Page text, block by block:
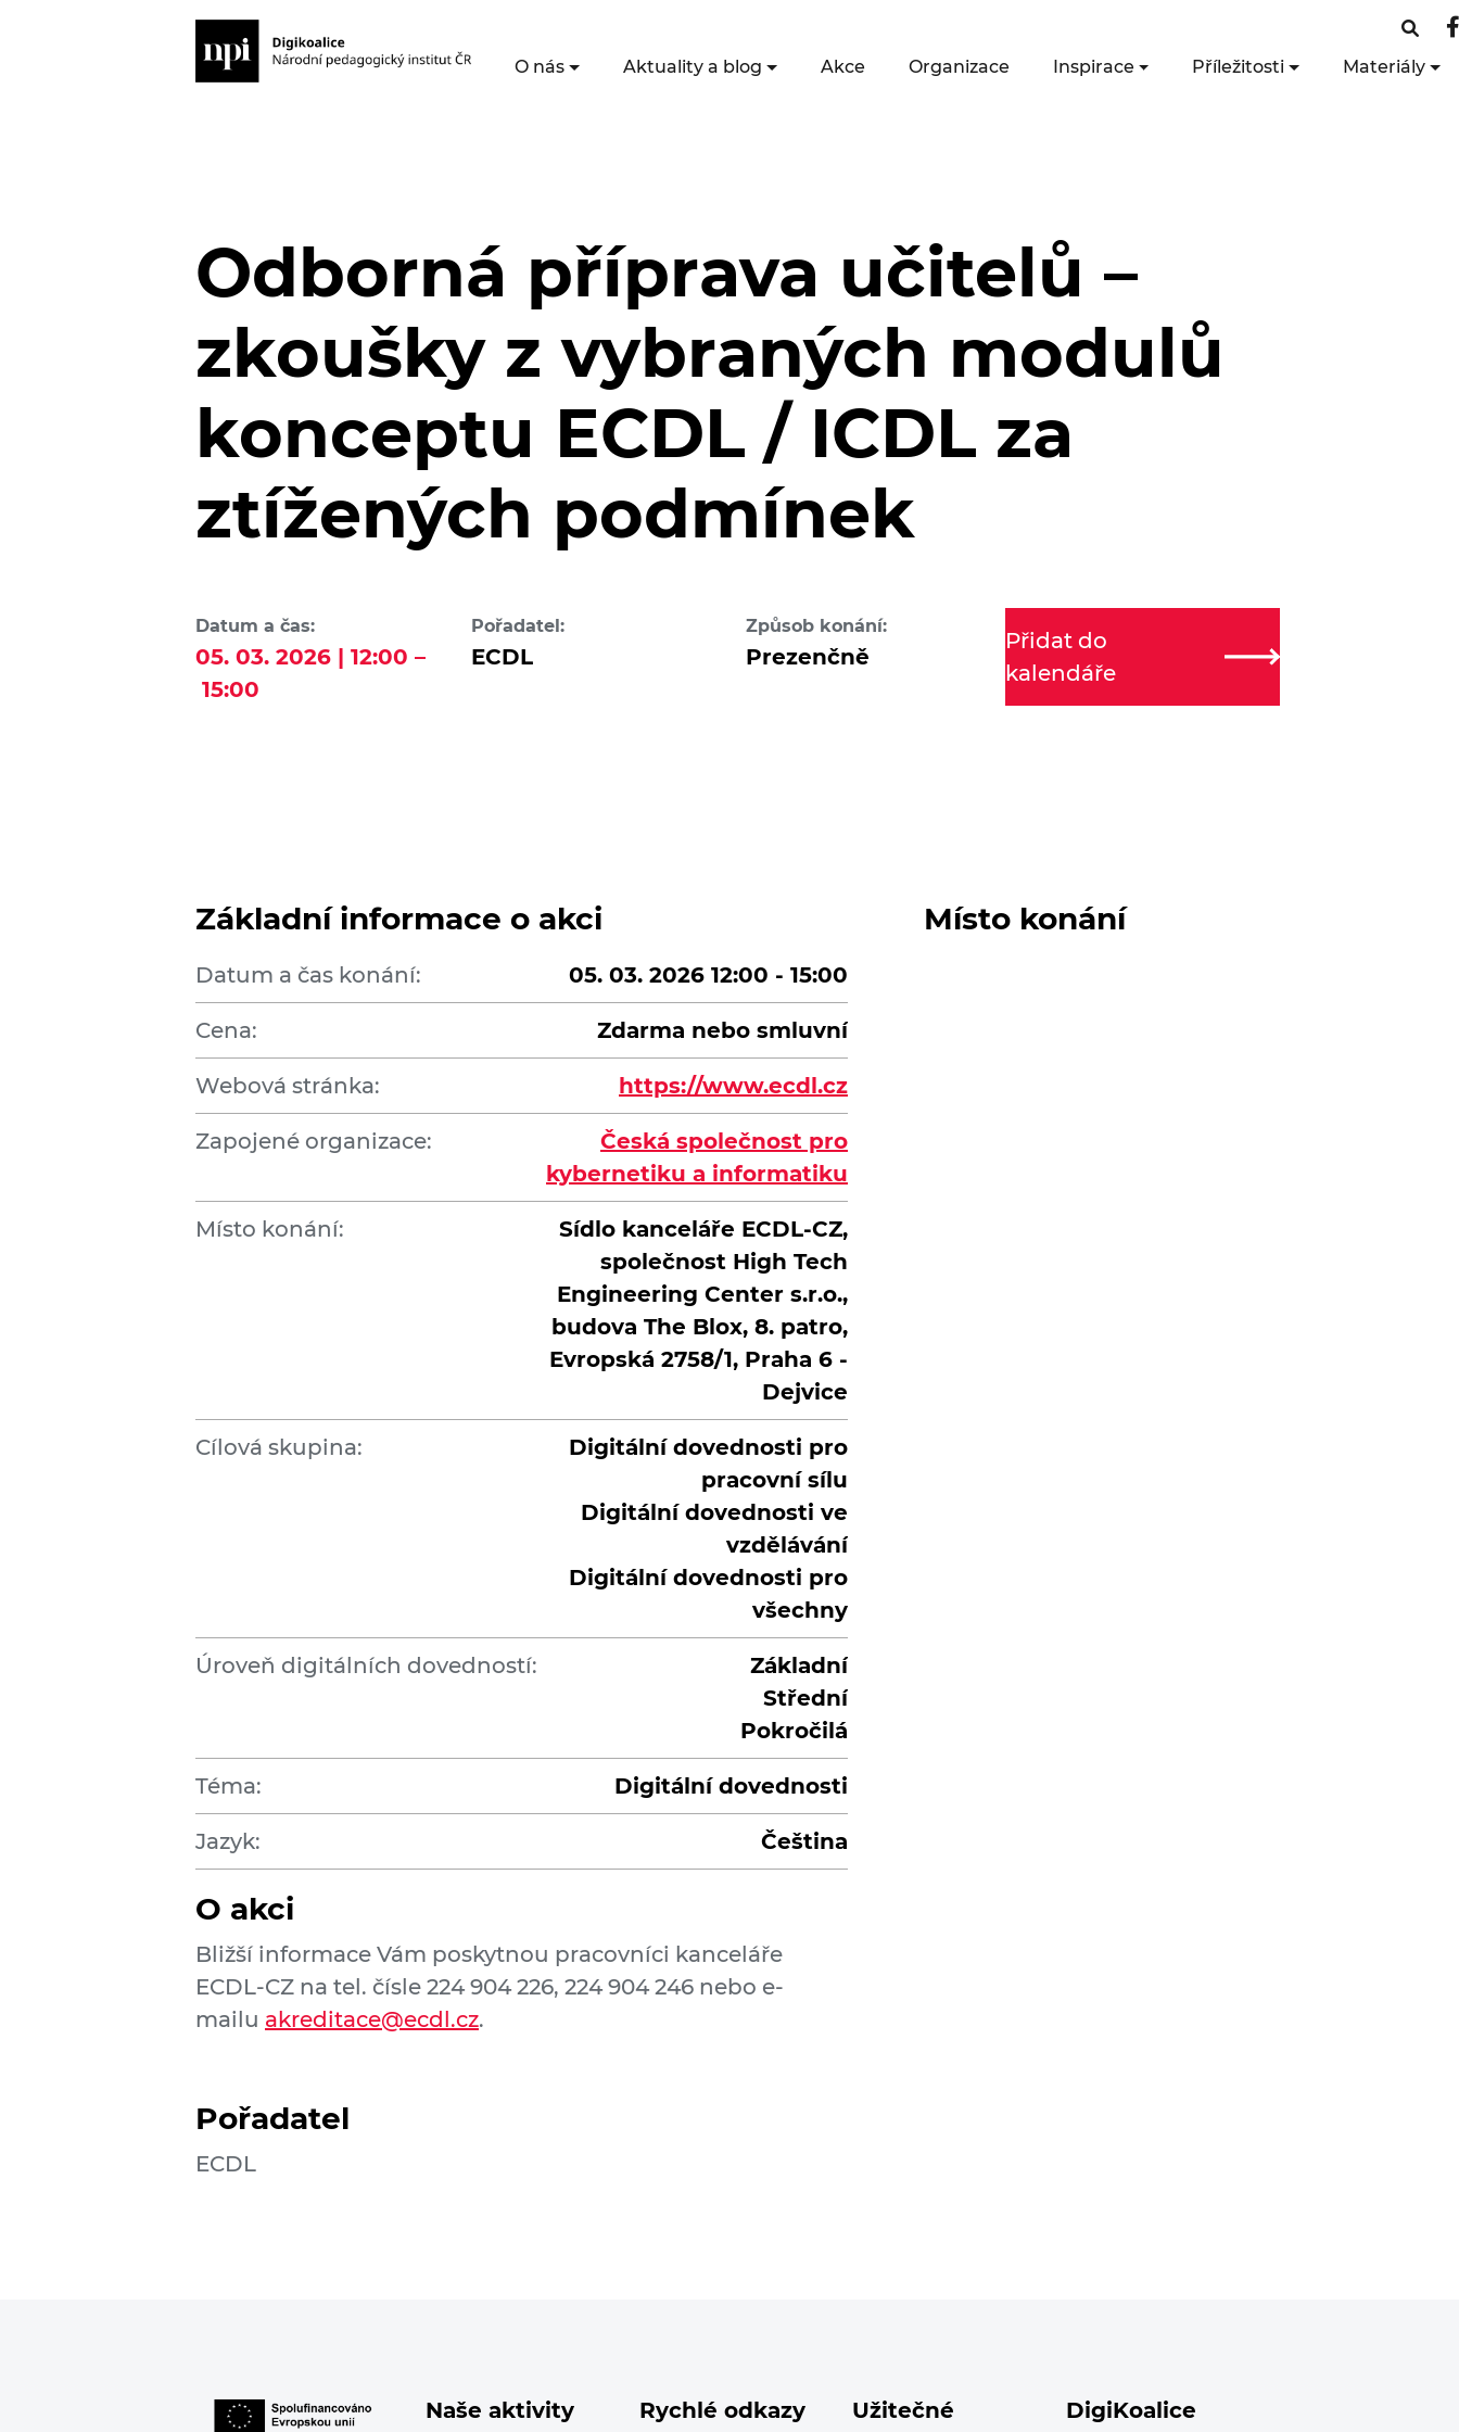
O nás Aktuality a blog Akce Organizace Inspirace Příležitosti Materiály
Odborná příprava učitelů –
zkoušky z vybraných modulů
konceptu ECDL / ICDL za
ztížených podmínek
Datum a čas:
05. 03. 2026 | 12:00 –
15:00
Pořadatel:
ECDL
Způsob konání:
Prezenčně
Přidat do
kalendáře
Základní informace o akci
Datum a čas konání: 05. 03. 2026 12:00 - 15:00
Cena: Zdarma nebo smluvní
Webová stránka: https://www.ecdl.cz
Zapojené organizace:
Česká společnost pro
kybernetiku a informatiku
Místo konání:
Sídlo kanceláře ECDL-CZ,
společnost High Tech
Engineering Center s.r.o.,
budova The Blox, 8. patro,
Evropská 2758/1, Praha 6 -
Dejvice
Cílová skupina:
Digitální dovednosti pro
pracovní sílu
Digitální dovednosti ve
vzdělávání
Digitální dovednosti pro
všechny
Úroveň digitálních dovedností:
Základní
Střední
Pokročilá
Téma: Digitální dovednosti
Jazyk: Čeština
O akci
Bližší informace Vám poskytnou pracovníci kanceláře
ECDL-CZ na tel. čísle 224 904 226, 224 904 246 nebo e-
mailu akreditace@ecdl.cz.
Pořadatel
ECDL
Místo konání
Naše aktivity Rychlé odkazy Užitečné DigiKoalice